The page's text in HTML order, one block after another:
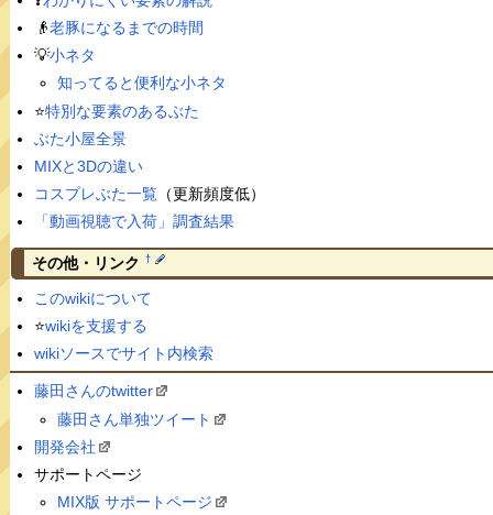
👴老豚になるまでの時間
💡小ネタ
知ってると便利な小ネタ
⭐️特別な要素のあるぶた
ぶた小屋全景
MIXと3Dの違い
コスプレぶた一覧（更新頻度低）
「動画視聴で入荷」調査結果
その他・リンク †
このwikiについて
⭐️wikiを支援する
wikiソースでサイト内検索
藤田さんのtwitter
藤田さん単独ツイート
開発会社
サポートページ
MIX版 サポートページ